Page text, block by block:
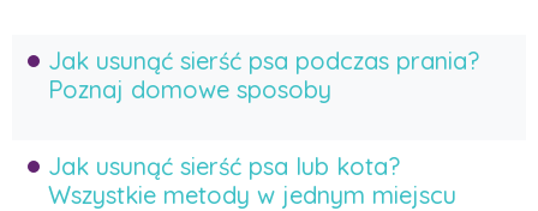
Jak usunąć sierść psa podczas prania?
Poznaj domowe sposoby
Jak usunąć sierść psa lub kota?
Wszystkie metody w jednym miejscu